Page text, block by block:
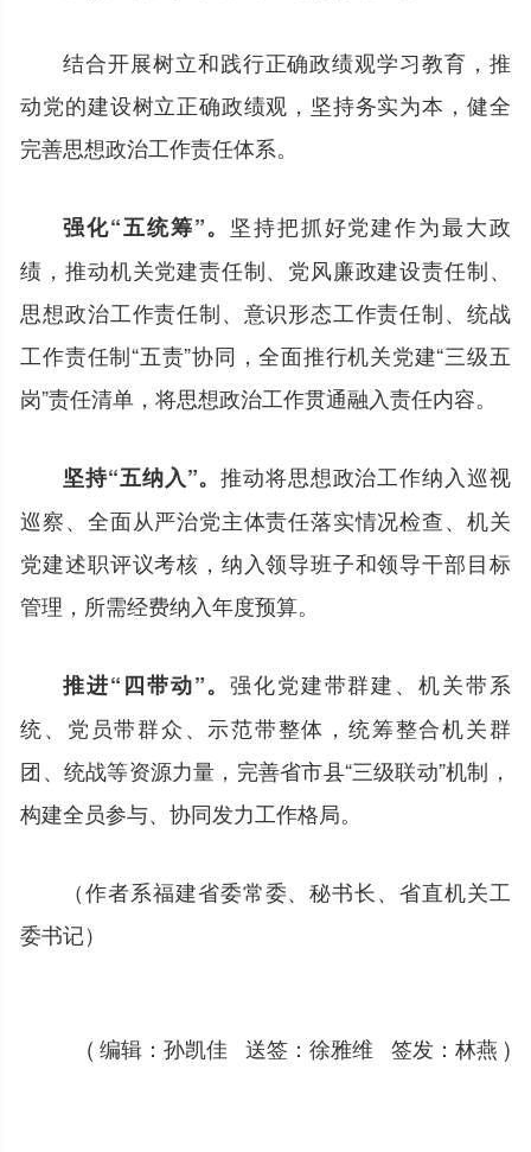
结合开展树立和践行正确政绩观学习教育，推
动党的建设树立正确政绩观，坚持务实为本，健全
完善思想政治工作责任体系。
强化“五统筹”。 坚持把抓好党建作为最大政
绩，推动机关党建责任制、党风廉政建设责任制、
思想政治工作责任制、意识形态工作责任制、统战
工作责任制“五责”协同，全面推行机关党建“三级五
岗”责任清单，将思想政治工作贯通融入责任内容。
坚持“五纳入”。推动将思想政治工作纳入巡视
巡察、全面从严治党主体责任落实情况检查、机关
党建述职评议考核，纳入领导班子和领导干部目标
管理，所需经费纳入年度预算。
推进“四带动”。强化党建带群建、机关带系
统、党员带群众、示范带整体，统筹整合机关群
团、统战等资源力量，完善省市县“三级联动”机制，
构建全员参与、协同发力工作格局。
（作者系福建省委常委、秘书长、省直机关工
委书记）
( 编辑：孙凯佳 送签：徐雅维 签发：林燕 )